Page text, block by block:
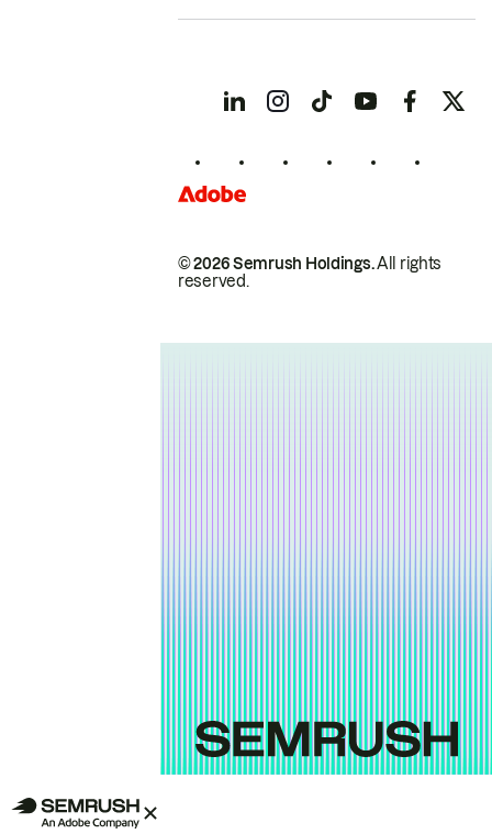
© 2026 Semrush Holdings.All rights
reserved.